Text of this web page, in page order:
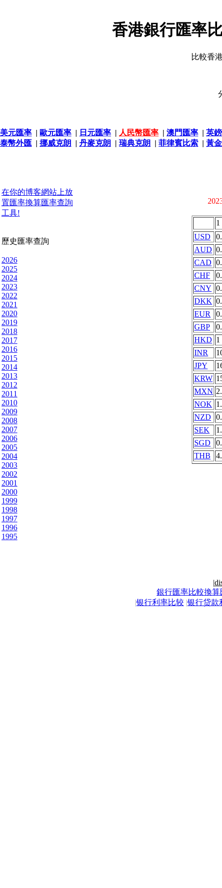
香港銀行匯率
比較香
美元匯率 | 歐元匯率 | 日元匯率 | 人民幣匯率 | 澳門匯率 | 英
泰幣外匯 | 挪威克朗 | 丹麥克朗 | 瑞典克朗 | 菲律賓比索 | 黃
在你的博客網站上放
置匯率換算匯率查詢
工具!
歷史匯率查詢
2026
2025
2024
2023
2022
2021
2020
2019
2018
2017
2016
2015
2014
2013
2012
2011
2010
2009
2008
2007
2006
2005
2004
2003
2002
2001
2000
1999
1998
1997
1996
1995
1
USD
AUD
CAD
CHF
CNY
DKK
EUR
GBP
HKD 1
INR
JPY
KRW
MXN
NOK
NZD
SEK
SGD
THB
|
銀行匯率比較換算
|银行利率比较 |银行贷款